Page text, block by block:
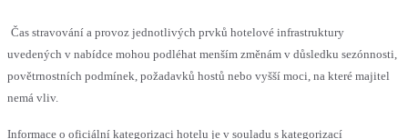
Čas stravování a provoz jednotlivých prvků hotelové infrastruktury
uvedených v nabídce mohou podléhat menším změnám v důsledku sezónnosti,
povětrnostních podmínek, požadavků hostů nebo vyšší moci, na které majitel
nemá vliv.
Informace o oficiální kategorizaci hotelu je v souladu s kategorizací